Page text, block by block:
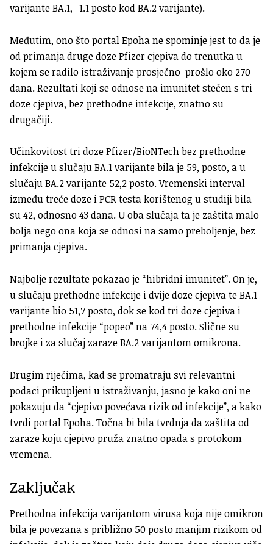
varijante BA.1, -1.1 posto kod BA.2 varijante).
Međutim, ono što portal Epoha ne spominje jest to da je
od primanja druge doze Pfizer cjepiva do trenutka u
kojem se radilo istraživanje prosječno prošlo oko 270
dana. Rezultati koji se odnose na imunitet stečen s tri
doze cjepiva, bez prethodne infekcije, znatno su
drugačiji.
Učinkovitost tri doze Pfizer/BioNTech bez prethodne
infekcije u slučaju BA.1 varijante bila je 59, posto, a u
slučaju BA.2 varijante 52,2 posto. Vremenski interval
između treće doze i PCR testa korištenog u studiji bila
su 42, odnosno 43 dana. U oba slučaja ta je zaštita malo
bolja nego ona koja se odnosi na samo preboljenje, bez
primanja cjepiva.
Najbolje rezultate pokazao je “hibridni imunitet”. On je,
u slučaju prethodne infekcije i dvije doze cjepiva te BA.1
varijante bio 51,7 posto, dok se kod tri doze cjepiva i
prethodne infekcije “popeo” na 74,4 posto. Slične su
brojke i za slučaj zaraze BA.2 varijantom omikrona.
Drugim riječima, kad se promatraju svi relevantni
podaci prikupljeni u istraživanju, jasno je kako oni ne
pokazuju da “cjepivo povećava rizik od infekcije”, a kako
tvrdi portal Epoha. Točna bi bila tvrdnja da zaštita od
zaraze koju cjepivo pruža znatno opada s protokom
vremena.
Zaključak
Prethodna infekcija varijantom virusa koja nije omikron
bila je povezana s približno 50 posto manjim rizikom od